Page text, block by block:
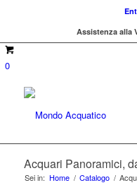
Assistenza alla
0
Acquari Panoramici,
Sei in: Home / Catalogo /